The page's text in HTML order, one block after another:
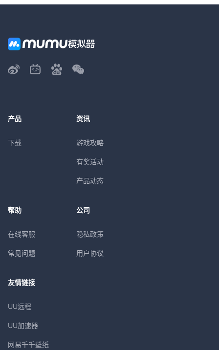
产品
下载
资讯
游戏攻略
有奖活动
产品动态
帮助
在线客服
常见问题
公司
隐私政策
用户协议
友情链接
UU远程
UU加速器
网易千千壁纸